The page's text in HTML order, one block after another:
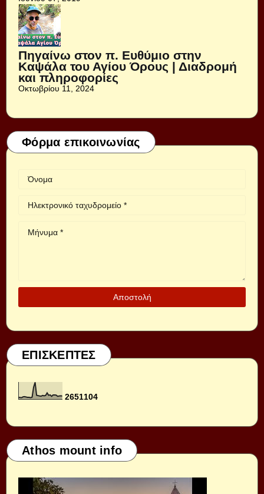
Πηγαίνω στον π. Ευθύμιο στην
Καψάλα του Αγίου Όρους | Διαδρομή
και πληροφορίες
Οκτωβρίου 11, 2024
Φόρμα επικοινωνίας
ΕΠΙΣΚΕΠΤΕΣ
2651104
Athos mount info